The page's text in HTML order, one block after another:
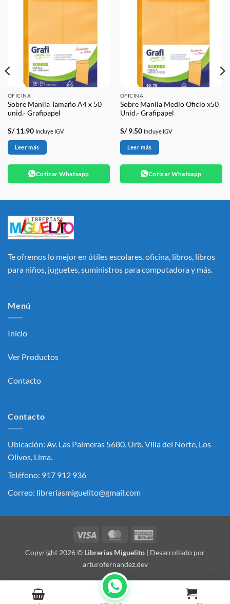
OFICINA
Sobre Manila Tamaño A4 x 50
unid.- Grafipapel
S/11.90 Incluye IGV
Leer más
Cotizar Whatsapp
OFICINA
Sobre Manila Medio Oficio x50
Unid.- Grafipapel
S/9.50 Incluye IGV
Leer más
Cotizar Whatsapp
Te ofremos lo mejor en útiles escolares, oficina, libros, libros
para niños, juguetes, suministros para computadora y más.
Menú
Inicio
Ver Productos
Contacto
Contacto
Ubicación: Av. Las Palmeras 5680. Urb. Villa del Norte, Los
Olivos, Lima.
Teléfono: 917 912 936
Correo: libreriasmiguelito@gmail.com
Visa MasterCard
Copyright 2026 © Librerias Miguelito | Desarrollado por
arturofernandez.dev